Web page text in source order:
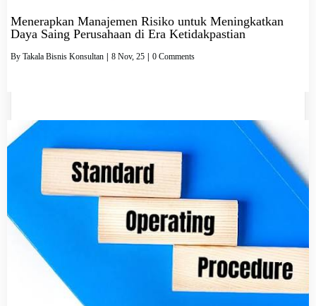
Menerapkan Manajemen Risiko untuk Meningkatkan
Daya Saing Perusahaan di Era Ketidakpastian
By Takala Bisnis Konsultan 8 Nov, 25 0 Comments